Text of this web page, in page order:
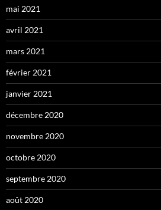
mai 2021
avril 2021
mars 2021
février 2021
janvier 2021
décembre 2020
novembre 2020
octobre 2020
septembre 2020
août 2020